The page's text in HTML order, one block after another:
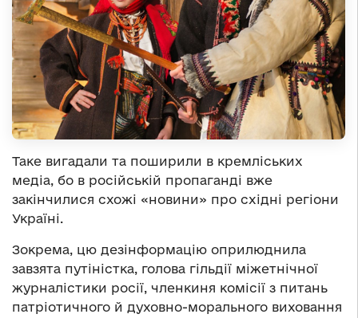
Таке вигадали та поширили в кремліських
медіа, бо в російській пропаганді вже
закінчилися схожі «новини» про східні регіони
Україні.
Зокрема, цю дезінформацію оприлюднила
завзята путіністка, голова гільдії міжетнічної
журналістики росії, членкиня комісії з питань
патріотичного й духовно-морального виховання